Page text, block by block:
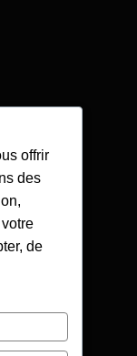
offrir
des
de